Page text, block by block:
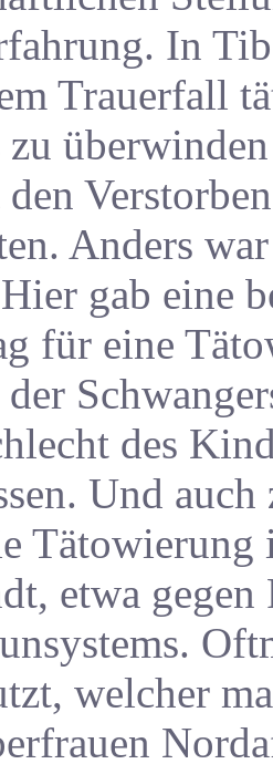
In
Trauerfall
zu
den
Anders
gab eine
für eine
des
Und
etwa
welcher